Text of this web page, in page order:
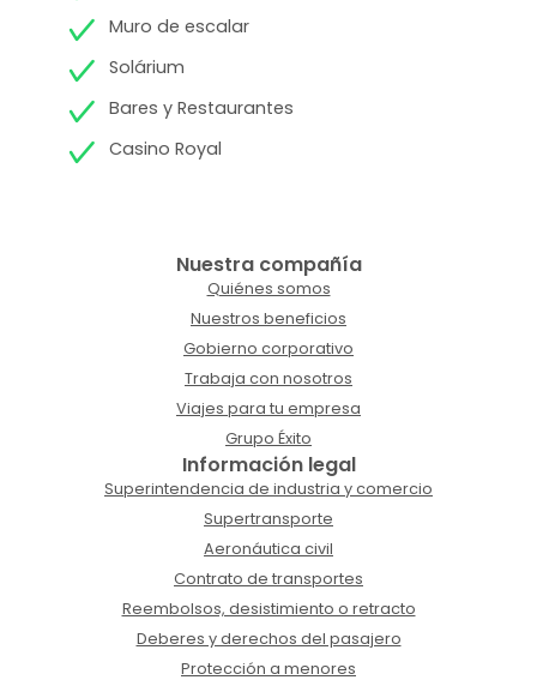
Muro de escalar
Solárium
Bares y Restaurantes
Casino Royal
Nuestra compañía
Quiénes somos
Nuestros beneficios
Gobierno corporativo
Trabaja con nosotros
Viajes para tu empresa
Grupo Éxito
Información legal
Superintendencia de industria y comercio
Supertransporte
Aeronáutica civil
Contrato de transportes
Reembolsos, desistimiento o retracto
Deberes y derechos del pasajero
Protección a menores